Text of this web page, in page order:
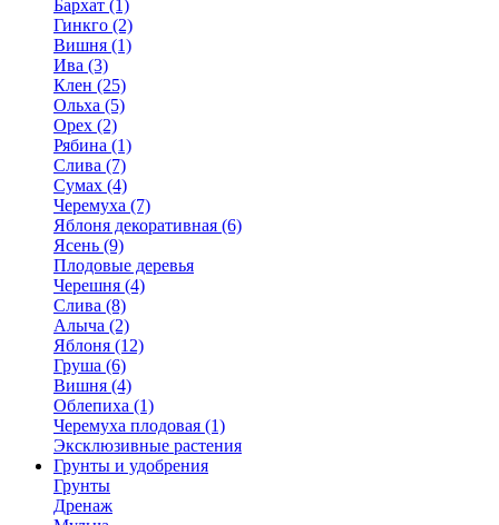
Бархат (1)
Гинкго (2)
Вишня (1)
Ива (3)
Клен (25)
Ольха (5)
Орех (2)
Рябина (1)
Слива (7)
Сумах (4)
Черемуха (7)
Яблоня декоративная (6)
Ясень (9)
Плодовые деревья
Черешня (4)
Слива (8)
Алыча (2)
Яблоня (12)
Груша (6)
Вишня (4)
Облепиха (1)
Черемуха плодовая (1)
Эксклюзивные растения
Грунты и удобрения
Грунты
Дренаж